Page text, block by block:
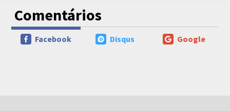
Comentários
Google
Disqus
Facebook